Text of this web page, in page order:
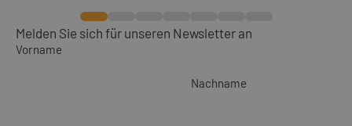
Melden Sie sich für unseren Newsletter an
Vorname
Nachname